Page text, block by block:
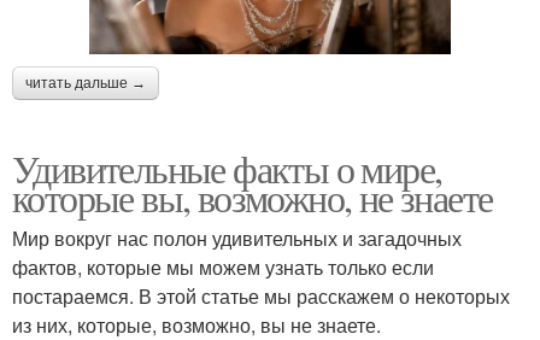
читать дальше →
Удивительные факты о мире,
которые вы, возможно, не знаете
Мир вокруг нас полон удивительных и загадочных
фактов, которые мы можем узнать только если
постараемся. В этой статье мы расскажем о некоторых
из них, которые, возможно, вы не знаете.